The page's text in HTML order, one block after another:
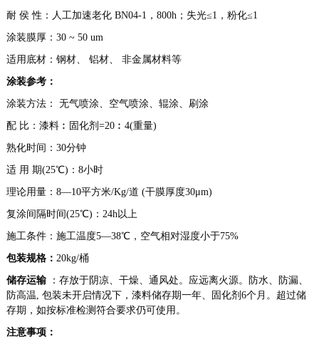
耐 侯 性：人工加速老化 BN04-1，800h；失光≤1，粉化≤1
涂装膜厚：30 ~ 50 um
适用底材：钢材、 铝材、 非金属材料等
涂装参考：
涂装方法： 无气喷涂、空气喷涂、辊涂、刷涂
配 比：漆料︰固化剂=20︰4(重量)
熟化时间：30分钟
适 用 期(25℃)：8小时
理论用量：8—10平方米/Kg/道 (干膜厚度30μm)
复涂间隔时间(25℃)：24h以上
施工条件：施工温度5—38℃，空气相对湿度小于75%
包装规格： 20kg/桶
储存运输：存放于阴凉、干燥、通风处。应远离火源。防水、防漏、
防高温, 包装未开启情况下，漆料储存期一年、固化剂6个月。超过储
存期，如按标准检测符合要求仍可使用。
注意事项：